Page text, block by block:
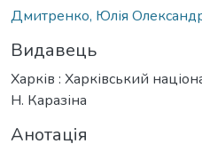
Дмитренко, Юлія
Видавець
Харків : Харківський
Н. Каразіна
Анотація